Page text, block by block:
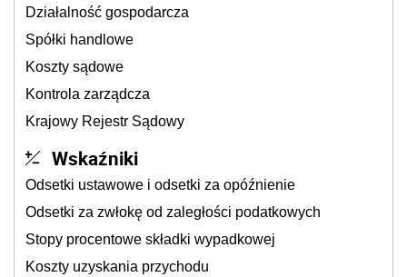
Działalność gospodarcza
Spółki handlowe
Koszty sądowe
Kontrola zarządcza
Krajowy Rejestr Sądowy
Wskaźniki
Odsetki ustawowe i odsetki za opóźnienie
Odsetki za zwłokę od zaległości podatkowych
Stopy procentowe składki wypadkowej
Koszty uzyskania przychodu